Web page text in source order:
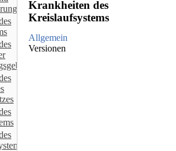
Krankheiten des
Kreislaufsystems
Allgemein
Versionen